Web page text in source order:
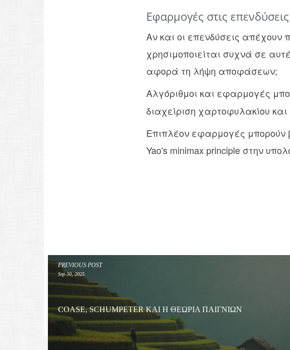
Εφαρμογές στις επενδύσεις
Αν και οι επενδύσεις απέχουν
χρησιμοποιείται συχνά σε
αφορά τη λήψη αποφάσεων;
Αλγόριθμοι και εφαρμογές
διαχείριση χαρτοφυλακίου
Επιπλέον εφαρμογές μπορούν
Yao's minimax principle στην
PREVIOUS POST
Sep 30, 2025
COASE, SCHUMPETER ΚΑΙ Η ΘΕΩΡΊΑ ΠΑΙΓΝΊΩΝ